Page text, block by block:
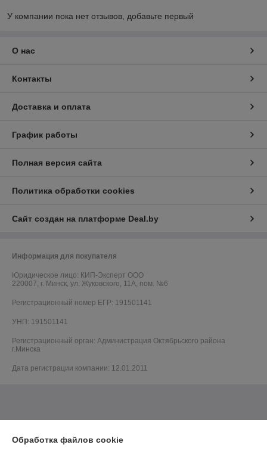
У компании пока нет отзывов, добавьте первый
О нас
Контакты
Доставка и оплата
График работы
Полная версия сайта
Политика обработки cookies
Сайт создан на платформе Deal.by
Информация для покупателя
Юридическое лицо: КИП-Эксперт ООО
220007, г. Минск, ул. Жуковского, 11А, пом. №6
Регистрационный номер ЕГР: 191501141
УНП: 191501141
Регистрационный орган: Администрация Октябрьского района
г.Минска
Дата регистрации компании: 12.01.2011
Обработка файлов cookie